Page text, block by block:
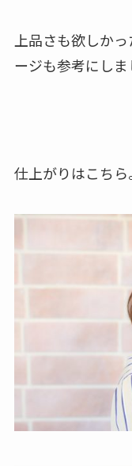
上品さも欲しか
ージも参考にしま
仕上がりはこちら